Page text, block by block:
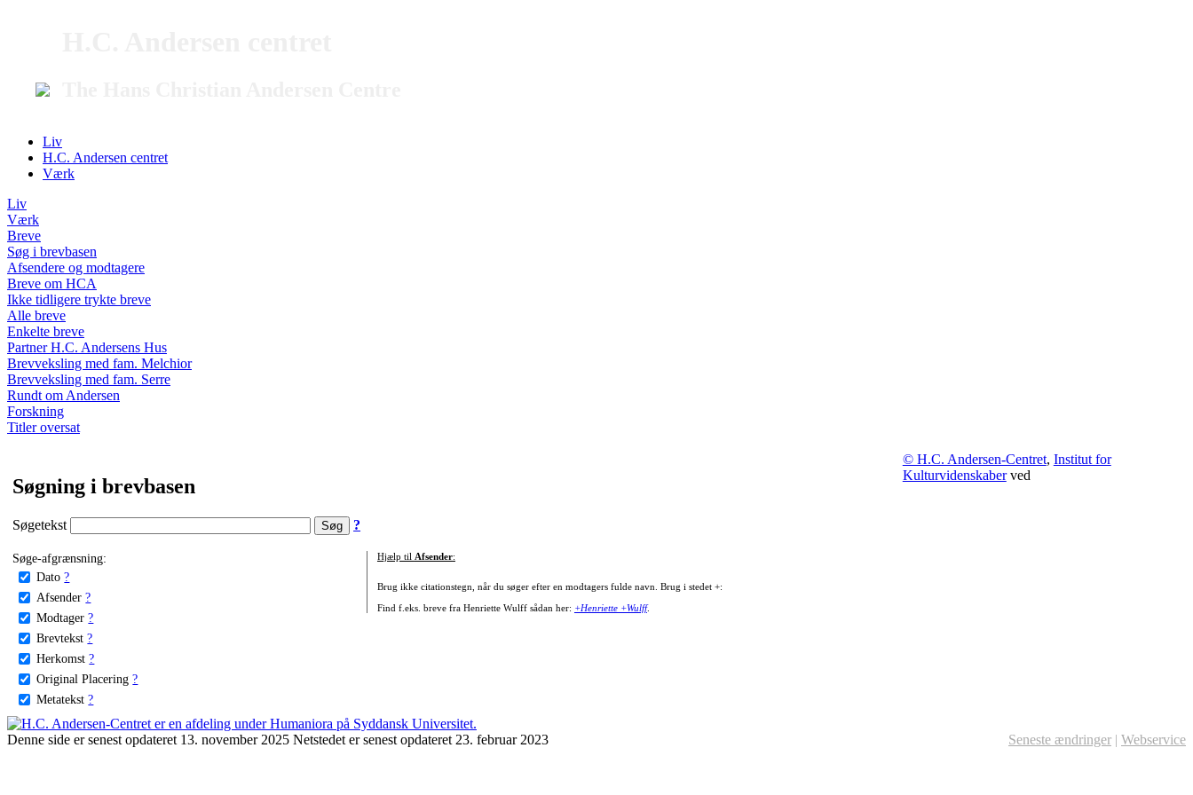
Liv
H.C. Andersen centret
Værk
Liv
Værk
Breve
Søg i brevbasen
Afsendere og modtagere
Breve om HCA
Ikke tidligere trykte breve
Alle breve
Enkelte breve
Partner H.C. Andersens Hus
Brevveksling med fam. Melchior
Brevveksling med fam. Serre
Rundt om Andersen
Forskning
Titler oversat
Søgning i brevbasen
Søgetekst ?
Søge-afgrænsning:
Dato ?
Afsender ?
Modtager ?
Brevtekst ?
Herkomst ?
Original Placering ?
Metatekst ?
Hjælp til Afsender:
Brug ikke citationstegn, når du søger efter en modtagers fulde navn. Brug i stedet +:
Find f.eks. breve fra Henriette Wulff sådan her: +Henriette +Wulff.
© H.C. Andersen-Centret, Institut for
Kulturvidenskaberved
Denne side er senest opdateret 13. november 2025 Netstedet er senest opdateret 23. februar 2023 Seneste ændringer | Webservice